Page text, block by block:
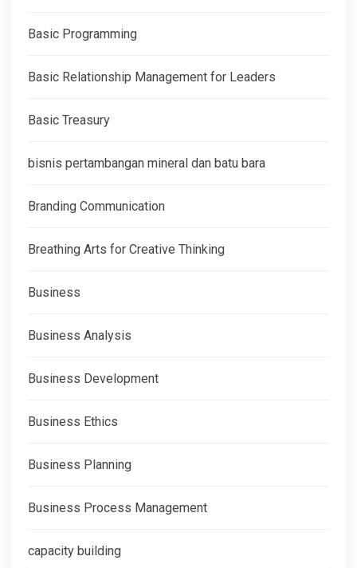
Basic Programming
Basic Relationship Management for Leaders
Basic Treasury
bisnis pertambangan mineral dan batu bara
Branding Communication
Breathing Arts for Creative Thinking
Business
Business Analysis
Business Development
Business Ethics
Business Planning
Business Process Management
capacity building